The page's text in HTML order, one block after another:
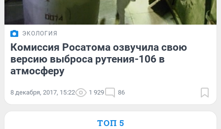
ЭКОЛОГИЯ
Комиссия Росатома озвучила свою
версию выброса рутения-106 в
атмосферу
8 декабря, 2017, 15:22 1 929 86
ТОП 5